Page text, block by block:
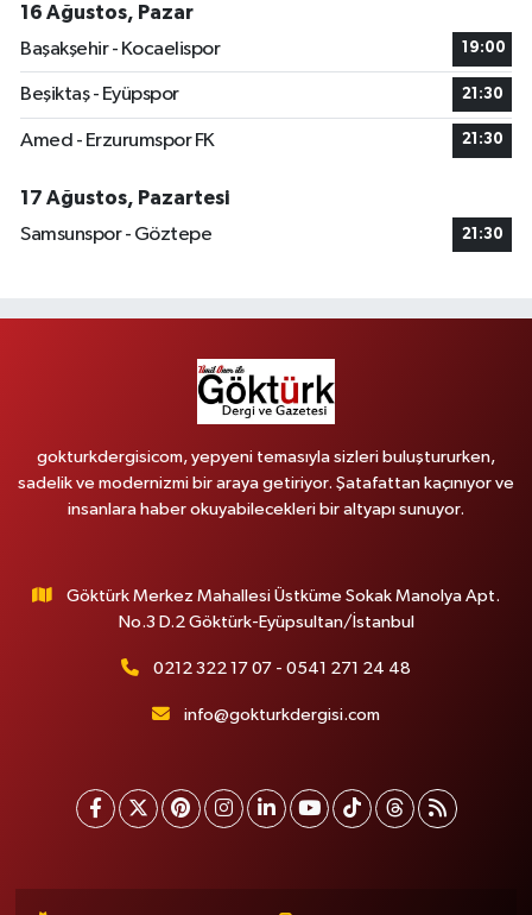
16 Ağustos, Pazar
Başakşehir - Kocaelispor
19:00
Beşiktaş - Eyüpspor 21:30
Amed - Erzurumspor FK 21:30
17 Ağustos, Pazartesi
Samsunspor - Göztepe
21:30
gokturkdergisicom, yepyeni temasıyla sizleri buluştururken,
sadelik ve modernizmi bir araya getiriyor. Şatafattan kaçınıyor ve
insanlara haber okuyabilecekleri bir altyapı sunuyor.
Göktürk Merkez Mahallesi Üstküme Sokak Manolya Apt.
No.3 D.2 Göktürk-Eyüpsultan/İstanbul
0212 322 17 07 - 0541 271 24 48
info@gokturkdergisi.com